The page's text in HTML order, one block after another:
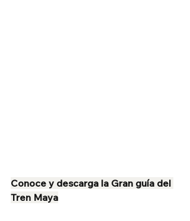
Conoce y descarga la Gran guía del
Tren Maya